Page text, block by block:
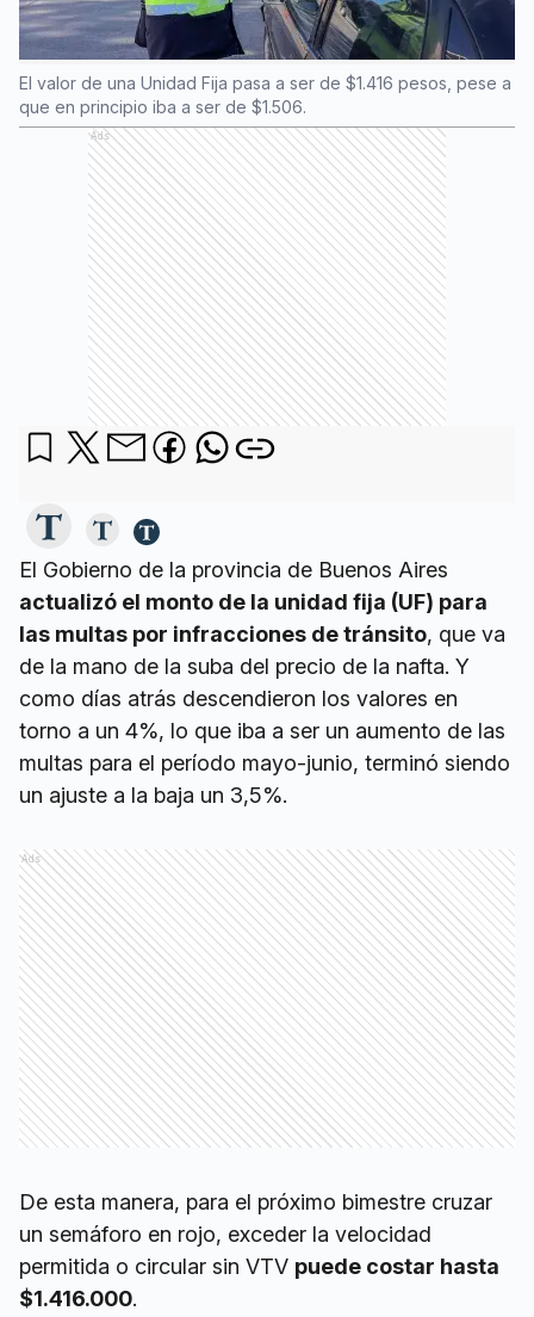
El valor de una Unidad Fija pasa a ser de $1.416 pesos, pese a
que en principio iba a ser de $1.506.
Ads
El Gobierno de la provincia de Buenos Aires
actualizó el monto de la unidad fija (UF) para
las multas por infracciones de tránsito, que va
de la mano de la suba del precio de la nafta. Y
como días atrás descendieron los valores en
torno a un 4%, lo que iba a ser un aumento de las
multas para el período mayo-junio, terminó siendo
un ajuste a la baja un 3,5%.
Ads
De esta manera, para el próximo bimestre cruzar
un semáforo en rojo, exceder la velocidad
permitida o circular sin VTV puede costar hasta
$1.416.000.